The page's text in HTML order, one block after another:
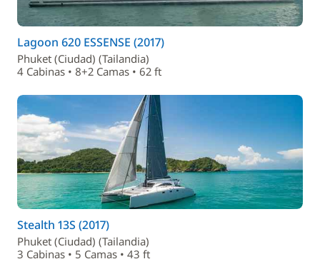
Lagoon 620 ESSENSE (2017)
Phuket (Ciudad) (Tailandia)
4 Cabinas • 8+2 Camas • 62 ft
Stealth 13S (2017)
Phuket (Ciudad) (Tailandia)
3 Cabinas • 5 Camas • 43 ft